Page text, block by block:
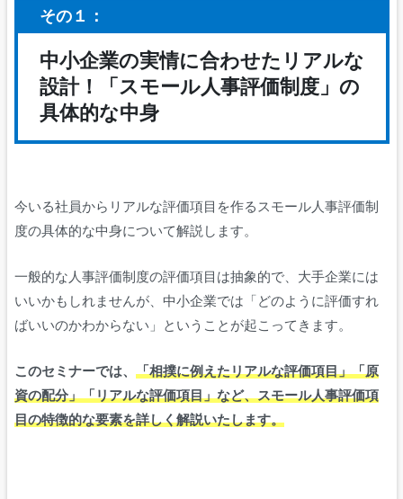
その１：
中小企業の実情に合わせたリアルな
設計！「スモール人事評価制度」の
具体的な中身
今いる社員からリアルな評価項目を作るスモール人事評価制
度の具体的な中身について解説します。
一般的な人事評価制度の評価項目は抽象的で、大手企業には
いいかもしれませんが、中小企業では「どのように評価すれ
ばいいのかわからない」ということが起こってきます。
このセミナーでは、 「相撲に例えたリアルな評価項目」「原
資の配分」「リアルな評価項目」など、スモール人事評価項
目の特徴的な要素を詳しく解説いたします。